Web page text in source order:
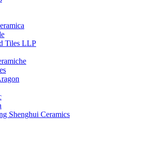
Tiles LLP
Shenghui Ceramics